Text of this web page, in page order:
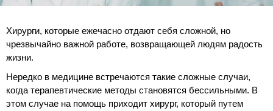
Хирурги, которые ежечасно отдают себя сложной, но
чрезвычайно важной работе, возвращающей людям радость
жизни.
Нередко в медицине встречаются такие сложные случаи,
когда терапевтические методы становятся бессильными. В
этом случае на помощь приходит хирург, который путем